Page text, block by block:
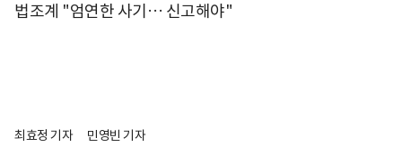
법조계 "엄연한 사기… 신고해야"
최효정 기자
민영빈 기자